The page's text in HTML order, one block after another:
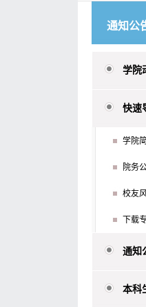
通知公
学院
快速
学院
院务
校友
下载
通知
本科